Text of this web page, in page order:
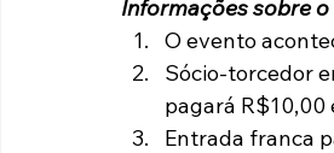
Informações sobre o
O evento
Sócio-torcedor
pagará R$10,00
Entrada franca